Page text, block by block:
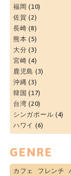
福岡 (10)
佐賀 (2)
長崎 (8)
熊本 (5)
大分 (3)
宮崎 (4)
鹿児島 (3)
沖縄 (3)
韓国 (17)
台湾 (20)
シンガポール (4)
ハワイ (6)
GENRE
カフェ フレンチ